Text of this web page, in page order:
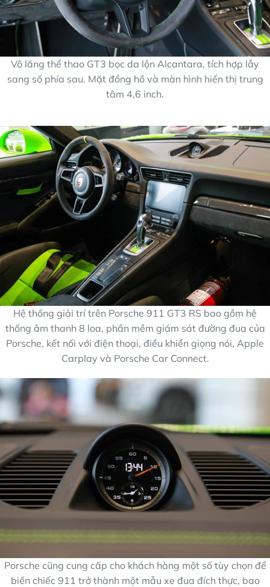
Vô lăng thể thao GT3 bọc da lộn Alcantara, tích hợp lẫy
sang số phía sau. Mặt đồng hồ và màn hình hiển thị trung
tâm 4,6 inch.
Hệ thống giải trí trên Porsche 911 GT3 RS bao gồm hệ
thống âm thanh 8 loa, phần mềm giám sát đường đua của
Porsche, kết nối với điện thoại, điều khiển giọng nói, Apple
Carplay và Porsche Car Connect.
Porsche cũng cung cấp cho khách hàng một số tùy chọn để
biến chiếc 911 trở thành một mẫu xe đua đích thực, bao